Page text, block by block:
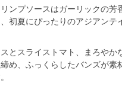
ンプソースはガーリックの芳
初夏にぴったりのアジアンテ
とスライストマト、まろやか
め、ふっくらしたバンズが素